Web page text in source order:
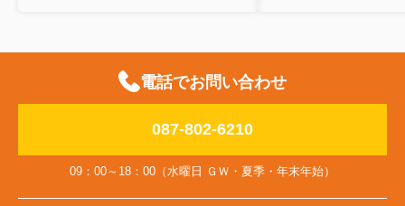
電話でお問い合わせ
087-802-6210
09：00～18：00（水曜日 ＧＷ・夏季・年末年始）